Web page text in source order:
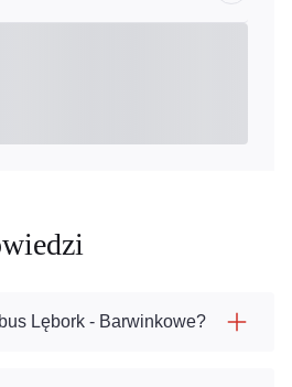
Lębork - Barwinkowe?